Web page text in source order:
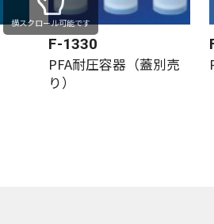
F-1330
PFA耐圧容器（蓋別売
り）
横スクロール可能です